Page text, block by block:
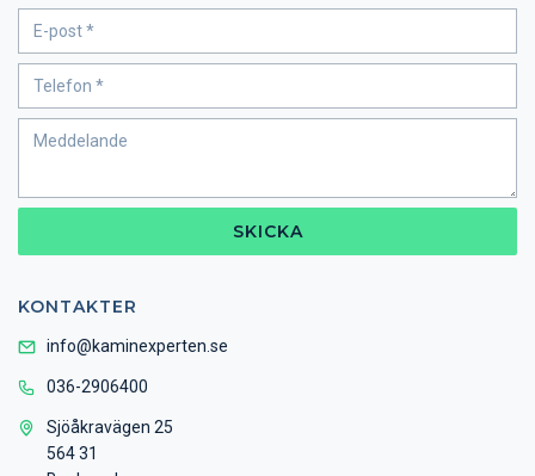
SKICKA
KONTAKTER
info@kaminexperten.se
036-2906400
Sjöåkravägen 25
564 31